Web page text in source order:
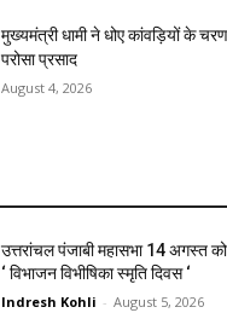
मुख्यमंत्री धामी ने धोए कांवड़ियों के
परोसा प्रसाद
August 4, 2026
उत्तरांचल पंजाबी महासभा 14 अगस्त को
‘ विभाजन विभीषिका स्मृति दिवस ‘
Indresh Kohli - August 5, 2026